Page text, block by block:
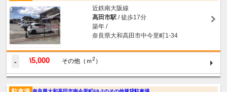
近鉄南大阪線
高田市駅/ 徒歩17分
築年 /
奈良県大和高田市中今里町1-34
- \5,000 その他（ｍ2 ）